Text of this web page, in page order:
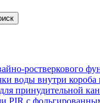
ростверкового
воды внутри короба
принудительной